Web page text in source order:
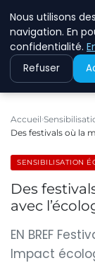
Accueil
Des festivals où la
SENSIBILISATION
Des
avec
EN BREF
Impact
Nous utilisons
navigation. En
confidentialité.
Refuser